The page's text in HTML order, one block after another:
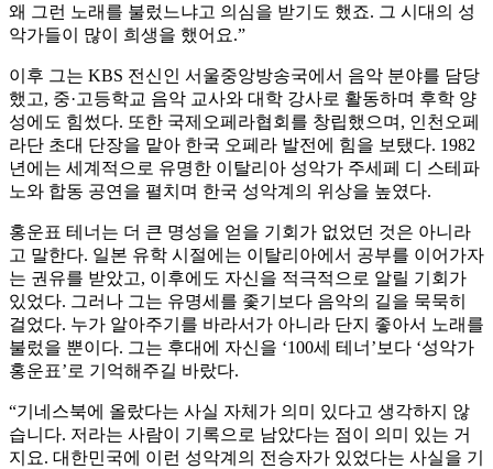
왜 그런 노래를 불렀느냐고 의심을 받기도 했죠. 그 시대의 성
악가들이 많이 희생을 했어요.”
이후 그는 KBS 전신인 서울중앙방송국에서 음악 분야를 담당
했고, 중·고등학교 음악 교사와 대학 강사로 활동하며 후학 양
성에도 힘썼다. 또한 국제오페라협회를 창립했으며, 인천오페
라단 초대 단장을 맡아 한국 오페라 발전에 힘을 보탰다. 1982
년에는 세계적으로 유명한 이탈리아 성악가 주세페 디 스테파
노와 합동 공연을 펼치며 한국 성악계의 위상을 높였다.
홍운표 테너는 더 큰 명성을 얻을 기회가 없었던 것은 아니라
고 말한다. 일본 유학 시절에는 이탈리아에서 공부를 이어가자
는 권유를 받았고, 이후에도 자신을 적극적으로 알릴 기회가
있었다. 그러나 그는 유명세를 좇기보다 음악의 길을 묵묵히
걸었다. 누가 알아주기를 바라서가 아니라 단지 좋아서 노래를
불렀을 뿐이다. 그는 후대에 자신을 ‘100세 테너’보다 ‘성악가
홍운표’로 기억해주길 바랐다.
“기네스북에 올랐다는 사실 자체가 의미 있다고 생각하지 않
습니다. 저라는 사람이 기록으로 남았다는 점이 의미 있는 거
지요. 대한민국에 이런 성악계의 전승자가 있었다는 사실을 기